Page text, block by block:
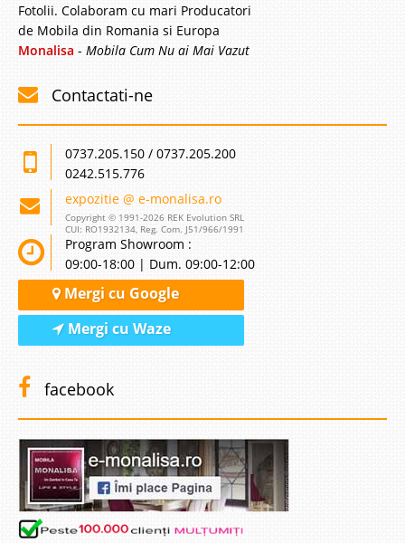
Fotolii. Colaboram cu mari Producatori
de Mobila din Romania si Europa
Monalisa - Mobila Cum Nu ai Mai Vazut
Contactati-ne
0737.205.150 / 0737.205.200
0242.515.776
expozitie @ e-monalisa.ro
Copyright © 1991-2026 REK Evolution SRL
CUI: RO1932134, Reg. Com. J51/966/1991
Program Showroom :
09:00-18:00 | Dum. 09:00-12:00
Mergi cu Google
Mergi cu Waze
facebook